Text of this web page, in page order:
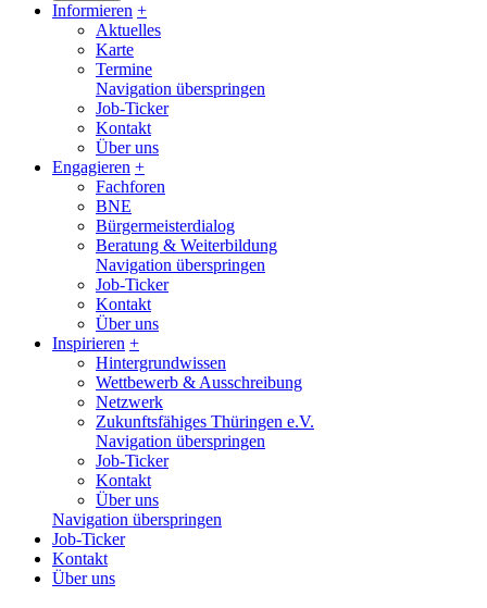
Informieren +
Aktuelles
Karte
Termine
Navigation überspringen
Job-Ticker
Kontakt
Über uns
Engagieren +
Fachforen
BNE
Bürgermeisterdialog
Beratung & Weiterbildung
Navigation überspringen
Job-Ticker
Kontakt
Über uns
Inspirieren +
Hintergrundwissen
Wettbewerb & Ausschreibung
Netzwerk
Zukunftsfähiges Thüringen e.V.
Navigation überspringen
Job-Ticker
Kontakt
Über uns
Navigation überspringen
Job-Ticker
Kontakt
Über uns